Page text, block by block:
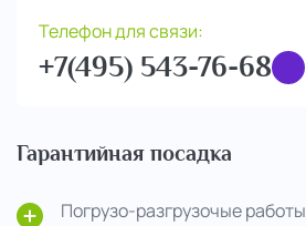
Телефон для связи:
+7(495) 543-76-68
Гарантийная посадка
Погрузо-разгрузочые работы